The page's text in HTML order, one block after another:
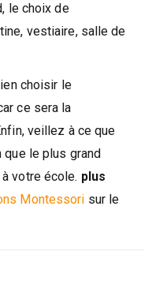
le choix de
vestiaire, salle de
choisir le
ce sera la
veillez à ce que
le plus grand
votre école. plus
Montessori sur le